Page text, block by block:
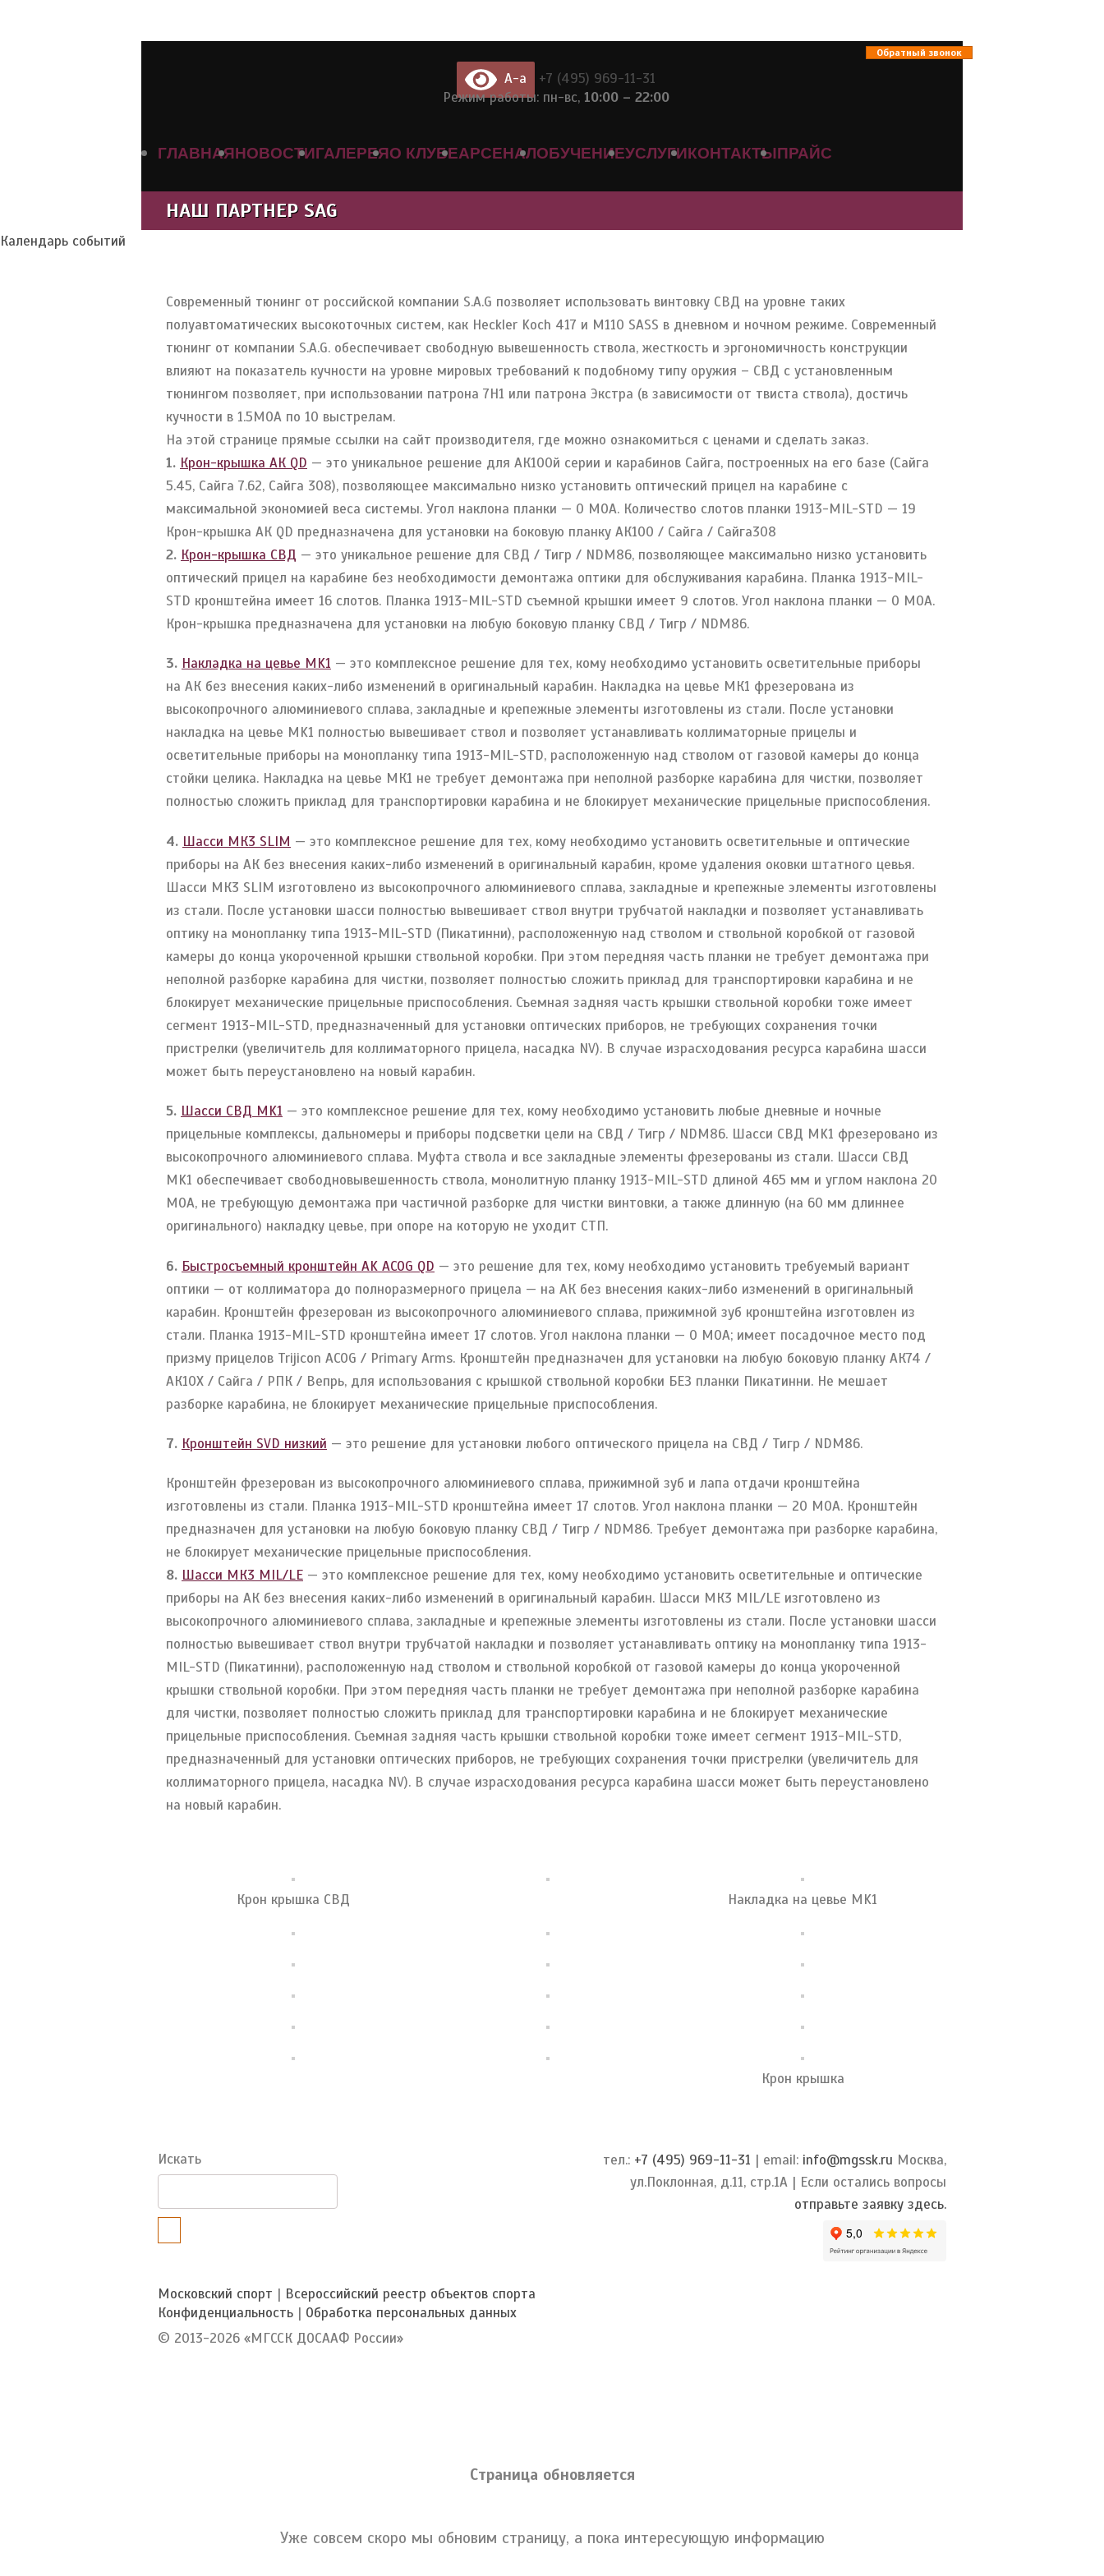
A-a
+7 (495) 969-11-31
Режим работы: пн-вс, 10:00 – 22:00
Обратный звонок
ГЛАВНАЯНОВОСТИГАЛЕРЕЯО КЛУБЕАРСЕНАЛОБУЧЕНИЕУСЛУГИКОНТАКТЫПРАЙС
НАШ ПАРТНЕР SAG
Календарь событий
Современный тюнинг от российской компании S.A.G позволяет использовать винтовку СВД на уровне таких
полуавтоматических высокоточных систем, как Heckler Koch 417 и M110 SASS в дневном и ночном режиме. Современный
тюнинг от компании S.A.G. обеспечивает свободную вывешенность ствола, жесткость и эргономичность конструкции
влияют на показатель кучности на уровне мировых требований к подобному типу оружия – СВД с установленным
тюнингом позволяет, при использовании патрона 7Н1 или патрона Экстра (в зависимости от твиста ствола), достичь
кучности в 1.5МОА по 10 выстрелам.
На этой странице прямые ссылки на сайт производителя, где можно ознакомиться с ценами и сделать заказ.
1. Крон-крышка АК QD — это уникальное решение для АК100й серии и карабинов Сайга, построенных на его базе (Сайга
5.45, Сайга 7.62, Сайга 308), позволяющее максимально низко установить оптический прицел на карабине с
максимальной экономией веса системы. Угол наклона планки — 0 МОА. Количество слотов планки 1913-MIL-STD — 19
Крон-крышка АК QD предназначена для установки на боковую планку АК100 / Сайга / Сайга308
2. Крон-крышка СВД — это уникальное решение для CВД / Тигр / NDM86, позволяющее максимально низко установить
оптический прицел на карабине без необходимости демонтажа оптики для обслуживания карабина. Планка 1913-MIL-
STD кронштейна имеет 16 слотов. Планка 1913-MIL-STD съемной крышки имеет 9 слотов. Угол наклона планки — 0 МОА.
Крон-крышка предназначена для установки на любую боковую планку CВД / Тигр / NDM86.
3. Накладка на цевье MK1 — это комплексное решение для тех, кому необходимо установить осветительные приборы
на АК без внесения каких-либо изменений в оригинальный карабин. Накладка на цевье МК1 фрезерована из
высокопрочного алюминиевого сплава, закладные и крепежные элементы изготовлены из стали. После установки
накладка на цевье MK1 полностью вывешивает ствол и позволяет устанавливать коллиматорные прицелы и
осветительные приборы на монопланку типа 1913-MIL-STD, расположенную над стволом от газовой камеры до конца
стойки целика. Накладка на цевье МК1 не требует демонтажа при неполной разборке карабина для чистки, позволяет
полностью сложить приклад для транспортировки карабина и не блокирует механические прицельные приспособления.
4. Шасси МК3 SLIM — это комплексное решение для тех, кому необходимо установить осветительные и оптические
приборы на АК без внесения каких-либо изменений в оригинальный карабин, кроме удаления оковки штатного цевья.
Шасси МК3 SLIM изготовлено из высокопрочного алюминиевого сплава, закладные и крепежные элементы изготовлены
из стали. После установки шасси полностью вывешивает ствол внутри трубчатой накладки и позволяет устанавливать
оптику на монопланку типа 1913-MIL-STD (Пикатинни), расположенную над стволом и ствольной коробкой от газовой
камеры до конца укороченной крышки ствольной коробки. При этом передняя часть планки не требует демонтажа при
неполной разборке карабина для чистки, позволяет полностью сложить приклад для транспортировки карабина и не
блокирует механические прицельные приспособления. Съемная задняя часть крышки ствольной коробки тоже имеет
сегмент 1913-MIL-STD, предназначенный для установки оптических приборов, не требующих сохранения точки
пристрелки (увеличитель для коллиматорного прицела, насадка NV). В случае израсходования ресурса карабина шасси
может быть переустановлено на новый карабин.
5. Шасси СВД MK1 — это комплексное решение для тех, кому необходимо установить любые дневные и ночные
прицельные комплексы, дальномеры и приборы подсветки цели на СВД / Тигр / NDM86. Шасси СВД MK1 фрезеровано из
высокопрочного алюминиевого сплава. Муфта ствола и все закладные элементы фрезерованы из стали. Шасси СВД
MK1 обеспечивает свободновывешенность ствола, монолитную планку 1913-MIL-STD длиной 465 мм и углом наклона 20
МОА, не требующую демонтажа при частичной разборке для чистки винтовки, а также длинную (на 60 мм длиннее
оригинального) накладку цевье, при опоре на которую не уходит СТП.
6. Быстросъемный кронштейн AK ACOG QD — это решение для тех, кому необходимо установить требуемый вариант
оптики — от коллиматора до полноразмерного прицела — на АК без внесения каких-либо изменений в оригинальный
карабин. Кронштейн фрезерован из высокопрочного алюминиевого сплава, прижимной зуб кронштейна изготовлен из
стали. Планка 1913-MIL-STD кронштейна имеет 17 слотов. Угол наклона планки — 0 МОА; имеет посадочное место под
призму прицелов Trijicon ACOG / Primary Arms. Кронштейн предназначен для установки на любую боковую планку АК74 /
АК10X / Сайга / РПК / Вепрь, для использования с крышкой ствольной коробки БЕЗ планки Пикатинни. Не мешает
разборке карабина, не блокирует механические прицельные приспособления.
7. Кронштейн SVD низкий — это решение для установки любого оптического прицела на CВД / Тигр / NDM86.
Кронштейн фрезерован из высокопрочного алюминиевого сплава, прижимной зуб и лапа отдачи кронштейна
изготовлены из стали. Планка 1913-MIL-STD кронштейна имеет 17 слотов. Угол наклона планки — 20 МОА. Кронштейн
предназначен для установки на любую боковую планку CВД / Тигр / NDM86. Требует демонтажа при разборке карабина,
не блокирует механические прицельные приспособления.
8. Шасси МК3 MIL/LE — это комплексное решение для тех, кому необходимо установить осветительные и оптические
приборы на АК без внесения каких-либо изменений в оригинальный карабин. Шасси МК3 MIL/LE изготовлено из
высокопрочного алюминиевого сплава, закладные и крепежные элементы изготовлены из стали. После установки шасси
полностью вывешивает ствол внутри трубчатой накладки и позволяет устанавливать оптику на монопланку типа 1913-
MIL-STD (Пикатинни), расположенную над стволом и ствольной коробкой от газовой камеры до конца укороченной
крышки ствольной коробки. При этом передняя часть планки не требует демонтажа при неполной разборке карабина
для чистки, позволяет полностью сложить приклад для транспортировки карабина и не блокирует механические
прицельные приспособления. Съемная задняя часть крышки ствольной коробки тоже имеет сегмент 1913-MIL-STD,
предназначенный для установки оптических приборов, не требующих сохранения точки пристрелки (увеличитель для
коллиматорного прицела, насадка NV). В случае израсходования ресурса карабина шасси может быть переустановлено
на новый карабин.
Крон крышка СВД Накладка на цевье MK1
Крон крышка
Искать тел.: +7 (495) 969-11-31 | email: info@mgssk.ru Москва,
ул.Поклонная, д.11, стр.1А | Если остались вопросы
отправьте заявку здесь.
Московский спорт | Всероссийский реестр объектов спорта
Конфиденциальность | Обработка персональных данных
© 2013-2026 «МГССК ДОСААФ России»
Страница обновляется
Уже совсем скоро мы обновим страницу, а пока интересующую информацию